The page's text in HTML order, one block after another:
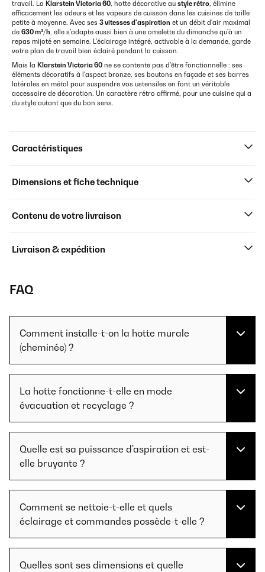
travail. La Klarstein Victoria 60, hotte décorative au style rétro, élimine
efficacement les odeurs et les vapeurs de cuisson dans les cuisines de taille
petite à moyenne. Avec ses 3 vitesses d'aspiration et un débit d'air maximal
de 630 m³/h, elle s'adapte aussi bien à une omelette du dimanche qu'à un
repas mijoté en semaine. L'éclairage intégré, activable à la demande, garde
votre plan de travail bien éclairé pendant la cuisson.
Mais la Klarstein Victoria 60 ne se contente pas d'être fonctionnelle : ses
éléments décoratifs à l'aspect bronze, ses boutons en façade et ses barres
latérales en métal pour suspendre vos ustensiles en font un véritable
accessoire de décoration. Un caractère rétro affirmé, pour une cuisine qui a
du style autant que du bon sens.
Caractéristiques
Dimensions et fiche technique
Contenu de votre livraison
Livraison & expédition
FAQ
Comment installe-t-on la hotte murale
(cheminée) ?
La hotte fonctionne-t-elle en mode
évacuation et recyclage ?
Quelle est sa puissance d'aspiration et est-
elle bruyante ?
Comment se nettoie-t-elle et quels
éclairage et commandes possède-t-elle ?
Quelles sont ses dimensions et quelle